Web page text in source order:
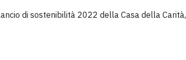
di sostenibilità 2022 della Casa della Carità,